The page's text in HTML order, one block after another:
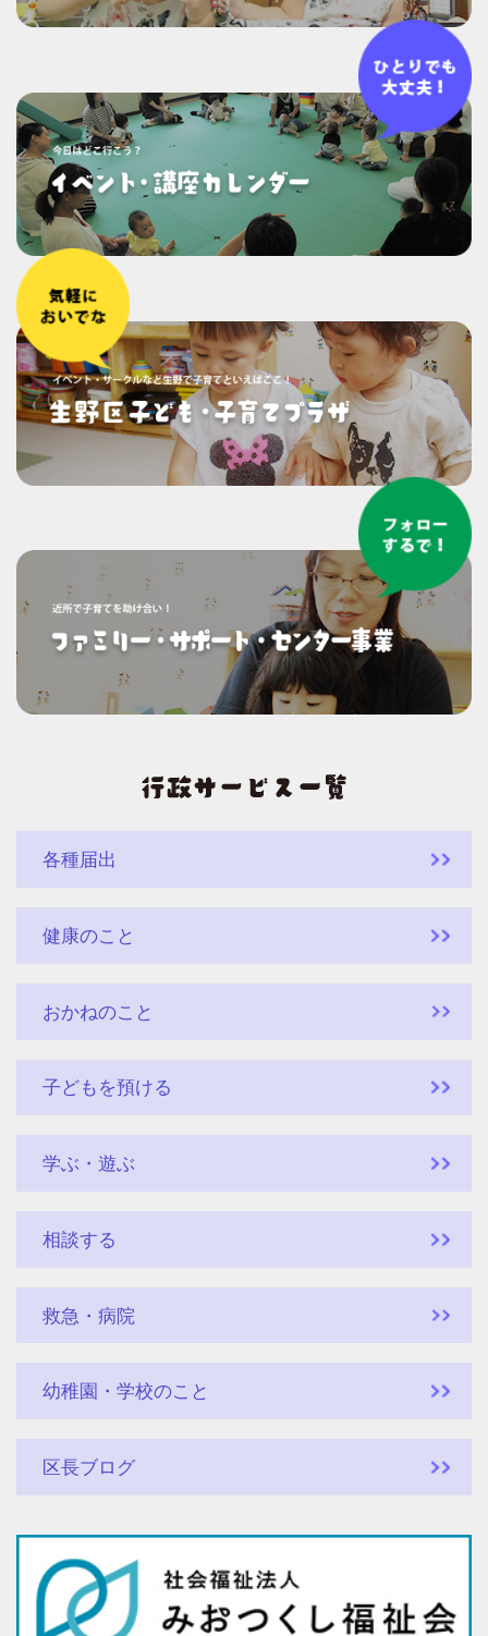
各種届出
健康のこと
おかねのこと
子どもを預ける
学ぶ・遊ぶ
相談する
救急・病院
幼稚園・学校のこと
区長ブログ